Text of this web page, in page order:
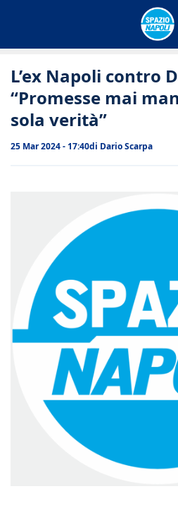
L’ex Napoli contro
“Promesse mai
sola verità”
25 Mar 2024 - 17:40di Dario Scarpa